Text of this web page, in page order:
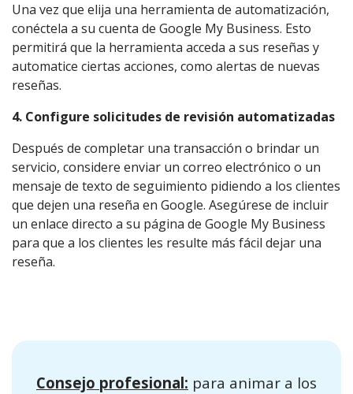
Una vez que elija una herramienta de automatización,
conéctela a su cuenta de Google My Business. Esto
permitirá que la herramienta acceda a sus reseñas y
automatice ciertas acciones, como alertas de nuevas
reseñas.
4. Configure solicitudes de revisión automatizadas
Después de completar una transacción o brindar un
servicio, considere enviar un correo electrónico o un
mensaje de texto de seguimiento pidiendo a los clientes
que dejen una reseña en Google. Asegúrese de incluir
un enlace directo a su página de Google My Business
para que a los clientes les resulte más fácil dejar una
reseña.
Consejo profesional: para animar a los